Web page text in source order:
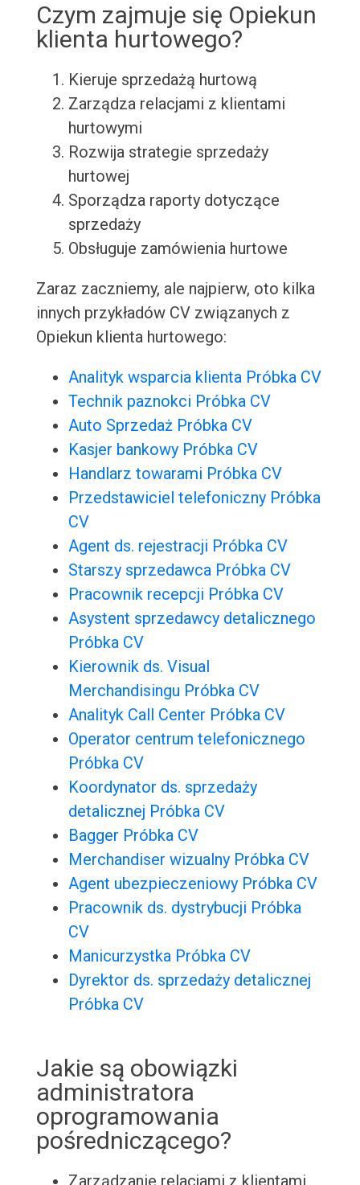
Czym zajmuje się Opiekun
klienta hurtowego?
Kieruje sprzedażą hurtową
Zarządza relacjami z klientami
hurtowymi
Rozwija strategie sprzedaży
hurtowej
Sporządza raporty dotyczące
sprzedaży
Obsługuje zamówienia hurtowe
Zaraz zaczniemy, ale najpierw, oto kilka
innych przykładów CV związanych z
Opiekun klienta hurtowego:
Analityk wsparcia klienta Próbka CV
Technik paznokci Próbka CV
Auto Sprzedaż Próbka CV
Kasjer bankowy Próbka CV
Handlarz towarami Próbka CV
Przedstawiciel telefoniczny Próbka
CV
Agent ds. rejestracji Próbka CV
Starszy sprzedawca Próbka CV
Pracownik recepcji Próbka CV
Asystent sprzedawcy detalicznego
Próbka CV
Kierownik ds. Visual
Merchandisingu Próbka CV
Analityk Call Center Próbka CV
Operator centrum telefonicznego
Próbka CV
Koordynator ds. sprzedaży
detalicznej Próbka CV
Bagger Próbka CV
Merchandiser wizualny Próbka CV
Agent ubezpieczeniowy Próbka CV
Pracownik ds. dystrybucji Próbka
CV
Manicurzystka Próbka CV
Dyrektor ds. sprzedaży detalicznej
Próbka CV
Jakie są obowiązki
administratora
oprogramowania
pośredniczącego?
Zarządzanie relacjami z klientami